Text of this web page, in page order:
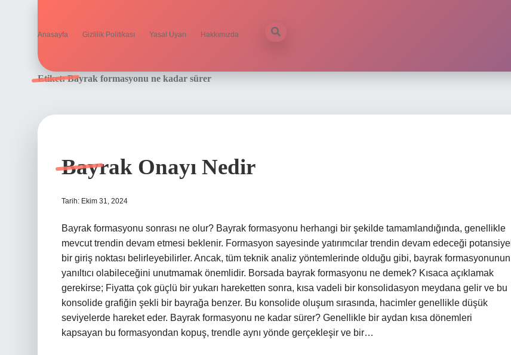
Anasayfa Gizlilik Politikası Yasal Uyarı Hakkımızda
Etiket:Bayrak formasyonu ne kadar sürer
Bayrak Onayı Nedir
Tarih: Ekim 31, 2024
Bayrak formasyonu sonrası ne olur? Bayrak formasyonu herhangi bir şekilde tamamlandığında, genellikle
mevcut trendin devam etmesi beklenir. Formasyon sayesinde yatırımcılar trendin devam edeceği potansiyel
bir giriş noktası belirleyebilirler. Ancak, tüm teknik analiz yöntemlerinde olduğu gibi, bayrak formasyonunun
yanıltıcı olabileceğini unutmamak önemlidir. Borsada bayrak formasyonu ne demek? Kısaca açıklamak
gerekirse; Fiyatta çok güçlü bir yukarı hareketten sonra, kısa vadeli bir konsolidasyon meydana gelir ve bu
konsolide grafiğin şekli bir bayrağa benzer. Bu konsolide oluşum sırasında, hacimler genellikle düşük
seviyelerde hareket eder. Bayrak formasyonu ne kadar sürer? Genellikle bir aydan kısa dönemleri
kapsayan bu formasyondan kopuş, trendle aynı yönde gerçekleşir ve bir…